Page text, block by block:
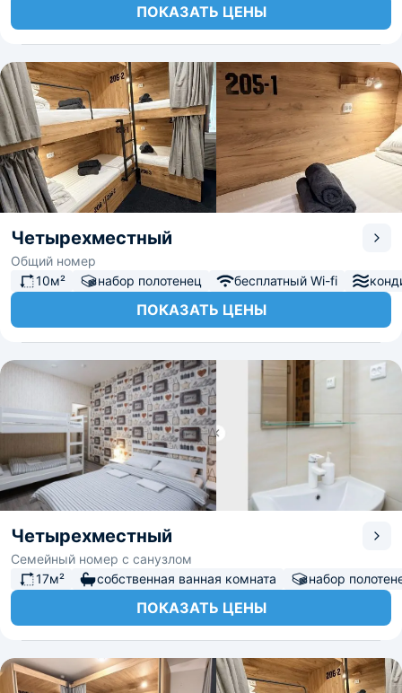
ПОКАЗАТЬ ЦЕНЫ
Четырехместный
Общий номер
10м²
набор полотенец бесплатный Wi-fi
ПОКАЗАТЬ ЦЕНЫ
Четырехместный
Семейный номер с санузлом
17м²
собственная ванная комната набор
ПОКАЗАТЬ ЦЕНЫ